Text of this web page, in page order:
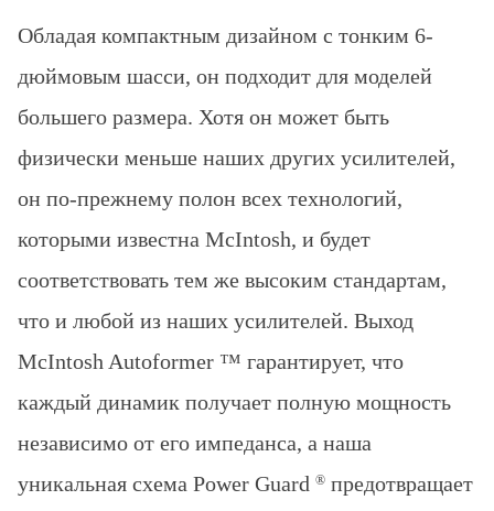
Обладая компактным дизайном с тонким 6-
дюймовым шасси, он подходит для моделей
большего размера. Хотя он может быть
физически меньше наших других усилителей,
он по-прежнему полон всех технологий,
которыми известна McIntosh, и будет
соответствовать тем же высоким стандартам,
что и любой из наших усилителей. Выход
McIntosh Autoformer ™ гарантирует, что
каждый динамик получает полную мощность
независимо от его импеданса, а наша
уникальная схема Power Guard ® предотвращает